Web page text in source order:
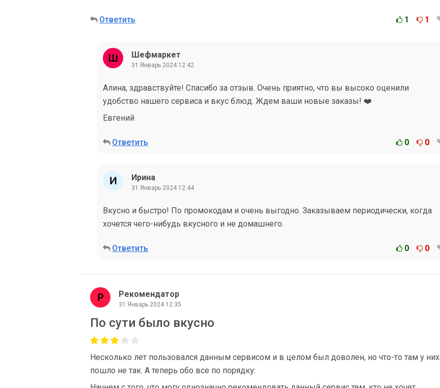
Ответить 1 1
Шефмаркет
31 Январь 2024 12:42
Алина, здравствуйте! Спасибо за отзыв. Очень приятно, что вы высоко оценили
удобство нашего сервиса и вкус блюд. Ждем ваши новые заказы! ❤️
Евгений
Ответить 0 0
Ирина
31 Январь 2024 12:44
Вкусно и быстро! По промокодам и очень выгодно. Заказываем периодически, когда
хочется чего-нибудь вкусного и не домашнего.
Ответить 0 0
Рекомендатор
31 Январь 2024 12:35
По сути было вкусно
Несколько лет пользовался данным сервисом и в целом был доволен, но что-то там у них
пошло не так. А теперь обо все по порядку: